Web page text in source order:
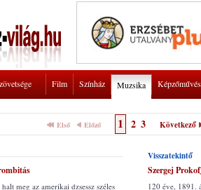
Film Színház Muzsika
Első Előző 1 2 3 Következő
meg az amerikai dzsessz széles
Visszatekintő
Szergej
120 éve, 1891.